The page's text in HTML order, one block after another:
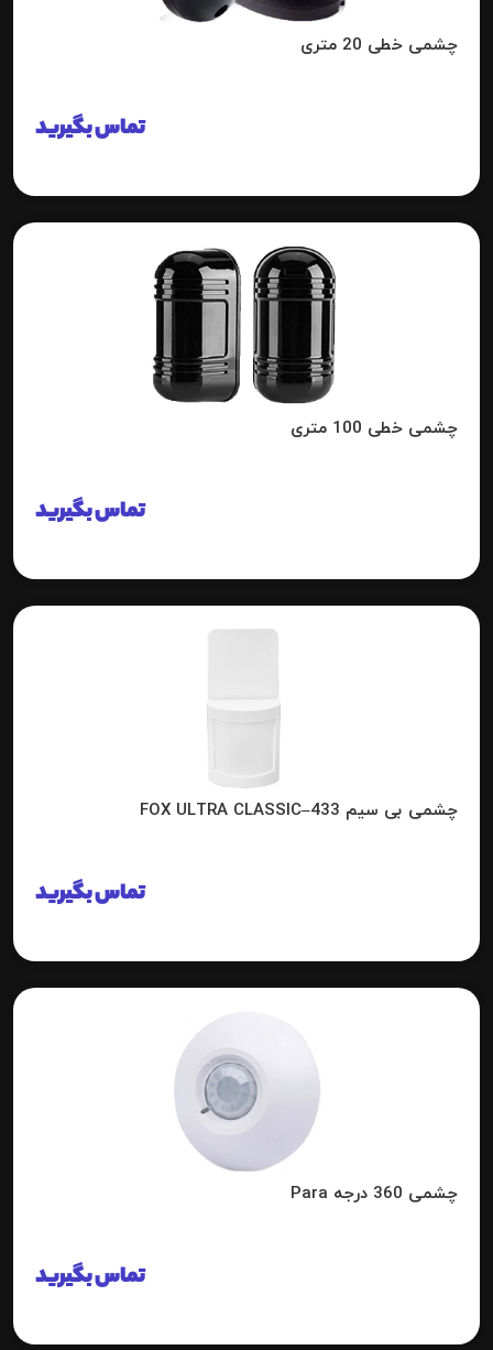
چشمی خطی 20 متری
تماس بگیرید
چشمی خطی 100 متری
تماس بگیرید
چشمی بی سیم FOX ULTRA CLASSIC–433
تماس بگیرید
چشمی 360 درجه Para
تماس بگیرید